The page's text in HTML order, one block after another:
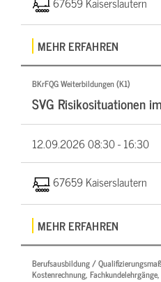
MEHR ERFAHREN
BKrFQG Weiterbildungen (K1)
SVG Risikosituationen
12.09.202608:30 - 16:30
67659 Kaiserslautern
MEHR ERFAHREN
Berufsausbildung /
Kostenrechnung,